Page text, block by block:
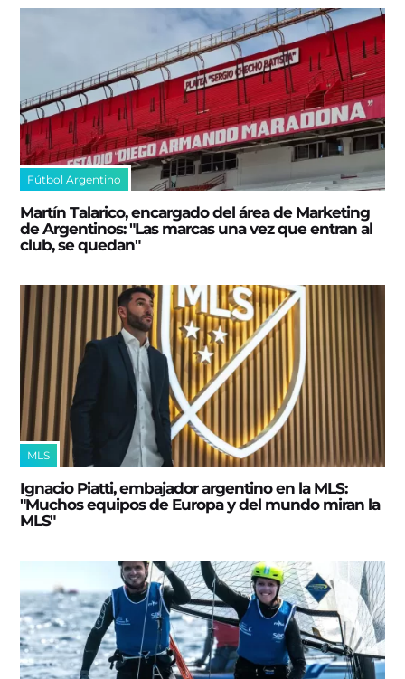
Fútbol Argentino
Martín Talarico, encargado del área de Marketing
de Argentinos: "Las marcas una vez que entran al
club, se quedan"
MLS
Ignacio Piatti, embajador argentino en la MLS:
"Muchos equipos de Europa y del mundo miran la
MLS"